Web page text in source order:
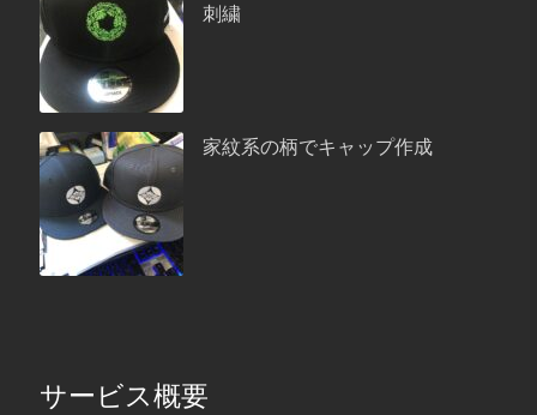
刺繍
家紋系の柄でキャップ作成
サービス概要